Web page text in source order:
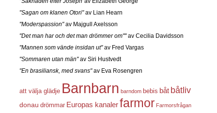
"Sagan om klanen Otori"av Lian Hearn
"Moderspassion"av Majgull Axelsson
"Det man har och det man drömmer om""av Cecilia Davidsson
"Mannen som vände insidan ut"av Fred Vargas
"Sommaren utan män"av Siri Hustvedt
"En brasiliansk, med svans"av Eva Rosengren
att välja glädje Barnbarn barndom bebis båt båtliv
donau drömmar Europas kanalerfarmor Farmorsfrågan